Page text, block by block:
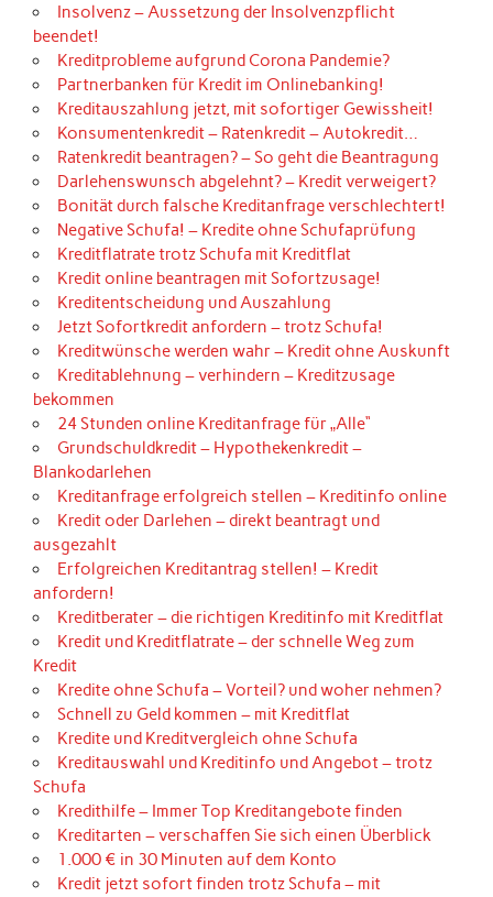
Insolvenz – Aussetzung der Insolvenzpflicht
beendet!
Kreditprobleme aufgrund Corona Pandemie?
Partnerbanken für Kredit im Onlinebanking!
Kreditauszahlung jetzt, mit sofortiger Gewissheit!
Konsumentenkredit – Ratenkredit – Autokredit…
Ratenkredit beantragen? – So geht die Beantragung
Darlehenswunsch abgelehnt? – Kredit verweigert?
Bonität durch falsche Kreditanfrage verschlechtert!
Negative Schufa! – Kredite ohne Schufaprüfung
Kreditflatrate trotz Schufa mit Kreditflat
Kredit online beantragen mit Sofortzusage!
Kreditentscheidung und Auszahlung
Jetzt Sofortkredit anfordern – trotz Schufa!
Kreditwünsche werden wahr – Kredit ohne Auskunft
Kreditablehnung – verhindern – Kreditzusage
bekommen
24 Stunden online Kreditanfrage für „Alle“
Grundschuldkredit – Hypothekenkredit –
Blankodarlehen
Kreditanfrage erfolgreich stellen – Kreditinfo online
Kredit oder Darlehen – direkt beantragt und
ausgezahlt
Erfolgreichen Kreditantrag stellen! – Kredit
anfordern!
Kreditberater – die richtigen Kreditinfo mit Kreditflat
Kredit und Kreditflatrate – der schnelle Weg zum
Kredit
Kredite ohne Schufa – Vorteil? und woher nehmen?
Schnell zu Geld kommen – mit Kreditflat
Kredite und Kreditvergleich ohne Schufa
Kreditauswahl und Kreditinfo und Angebot – trotz
Schufa
Kredithilfe – Immer Top Kreditangebote finden
Kreditarten – verschaffen Sie sich einen Überblick
1.000 € in 30 Minuten auf dem Konto
Kredit jetzt sofort finden trotz Schufa – mit